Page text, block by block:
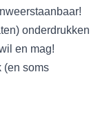
onderdrukken
en mag!
(en soms